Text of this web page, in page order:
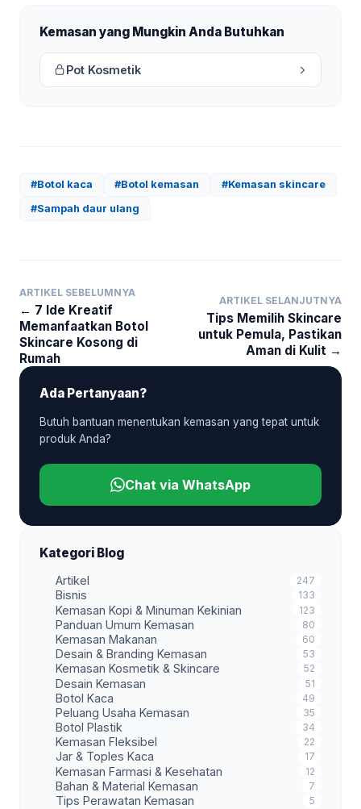
Kemasan yang Mungkin Anda Butuhkan
Pot Kosmetik
#Botol kaca #Botol kemasan
#Kemasan skincare
#Sampah daur ulang
ARTIKEL SEBELUMNYA
← 7 Ide Kreatif
Memanfaatkan Botol
Skincare Kosong di
Rumah
ARTIKEL SELANJUTNYA
Tips Memilih Skincare
untuk Pemula, Pastikan
Aman di Kulit →
Ada Pertanyaan?
Butuh bantuan menentukan kemasan yang tepat untuk
produk Anda?
Chat via WhatsApp
Kategori Blog
Artikel 247
Bisnis 133
Kemasan Kopi & Minuman Kekinian 123
Panduan Umum Kemasan 80
Kemasan Makanan 60
Desain & Branding Kemasan 53
Kemasan Kosmetik & Skincare 52
Desain Kemasan 51
Botol Kaca 49
Peluang Usaha Kemasan 35
Botol Plastik 34
Kemasan Fleksibel 22
Jar & Toples Kaca 17
Kemasan Farmasi & Kesehatan 12
Bahan & Material Kemasan 7
Tips Perawatan Kemasan 5